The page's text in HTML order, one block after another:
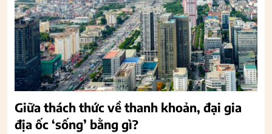
Giữa thách thức về thanh khoản, đại gia
địa ốc ‘sống’ bằng gì?